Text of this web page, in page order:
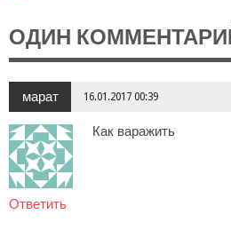
ОДИН
марат 16.01.2017 00:39
Как варажить
Ответить